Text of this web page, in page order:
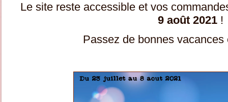
Le site reste accessible et vos
9 août 2021 !
Passez de bonnes